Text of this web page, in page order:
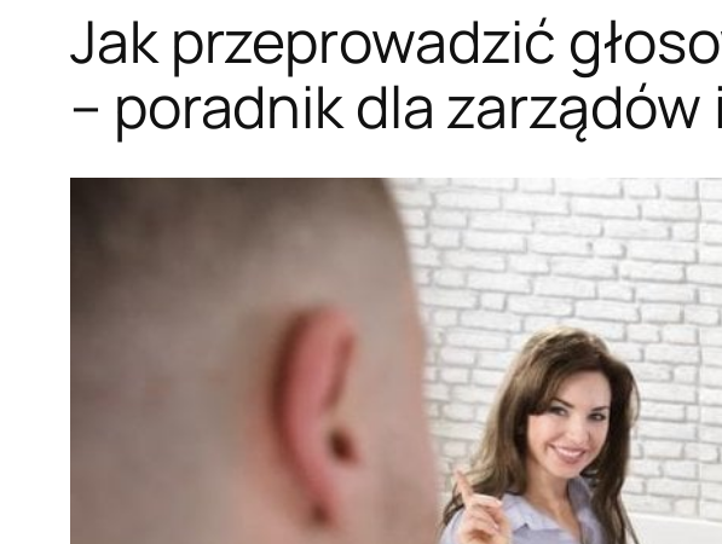
Jak przeprowadzić
– poradnik dla zarządów